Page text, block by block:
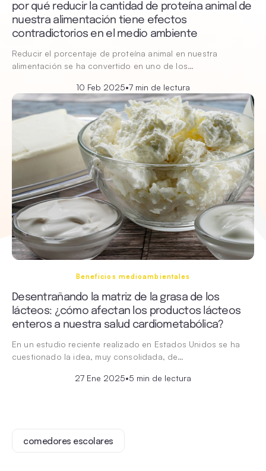
por qué reducir la cantidad de proteína animal de
nuestra alimentación tiene efectos
contradictorios en el medio ambiente
Reducir el porcentaje de proteína animal en nuestra
alimentación se ha convertido en uno de los…
10 Feb 2025•7 min de lectura
Beneficios medioambientales
Desentrañando la matriz de la grasa de los
lácteos: ¿cómo afectan los productos lácteos
enteros a nuestra salud cardiometabólica?
En un estudio reciente realizado en Estados Unidos se ha
cuestionado la idea, muy consolidada, de…
27 Ene 2025•5 min de lectura
comedores escolares